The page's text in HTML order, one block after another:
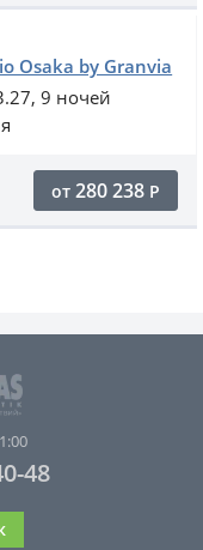
Osaka by Granvia
9 ночей
от 280 238 Р
48